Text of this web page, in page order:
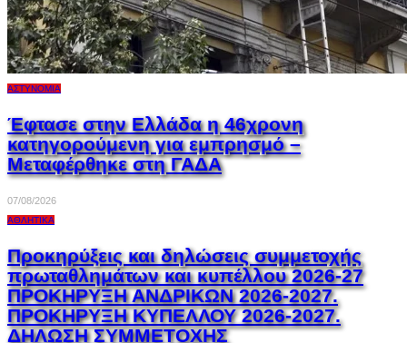
ΑΣΤΥΝΟΜΊΑ
Έφτασε στην Ελλάδα η 46χρονη
κατηγορούμενη για εμπρησμό –
Μεταφέρθηκε στη ΓΑΔΑ
07/08/2026
ΑΘΛΗΤΙΚΆ
Προκηρύξεις και δηλώσεις συμμετοχής
πρωταθλημάτων και κυπέλλου 2026-27
ΠΡΟΚΗΡΥΞΗ ΑΝΔΡΙΚΩΝ 2026-2027.
ΠΡΟΚΗΡΥΞΗ ΚΥΠΕΛΛΟΥ 2026-2027.
ΔΗΛΩΣΗ ΣΥΜΜΕΤΟΧΗΣ